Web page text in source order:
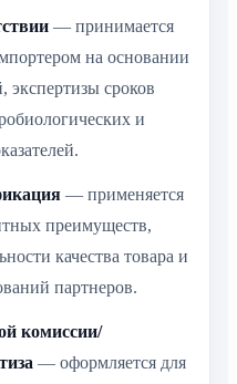
— принимается
на основании
экспертизы сроков
и
— применяется
преимуществ,
качества товара и
партнеров.
комиссии/
— оформляется для